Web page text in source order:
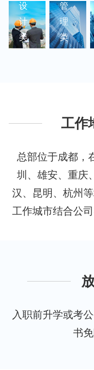
设
计
类
管
理
类
工作
总部位于成都，
圳、雄安、重庆
汉、昆明、
工作城市结合公
入职前升学或考
书